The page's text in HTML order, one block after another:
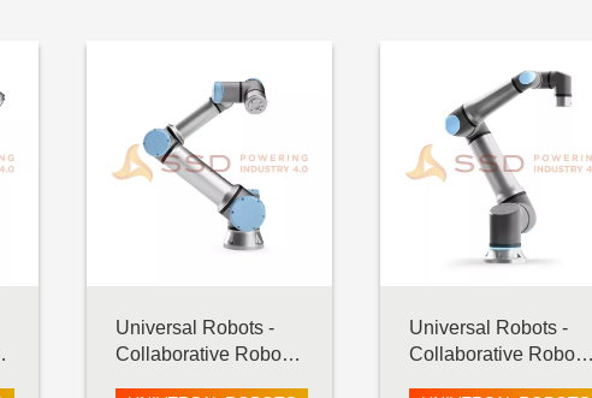
Universal Robots -
Collaborative Robot -
Universal Robots -
Collaborative Robot -